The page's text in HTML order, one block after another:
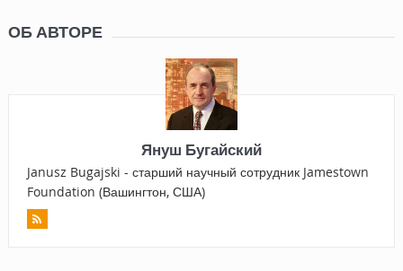
ОБ АВТОРЕ
Януш Бугайский
Janusz Bugajski - старший научный сотрудник Jamestown
Foundation (Вашингтон, США)